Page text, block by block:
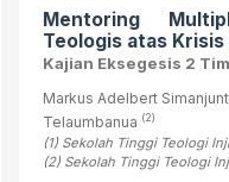
Mentoring
Teologis atas
Kajian Eksegesis 2
Markus Adelbert
Telaumbanua (2)
(1) Sekolah Tinggi Teologi
(2) Sekolah Tinggi Teologi